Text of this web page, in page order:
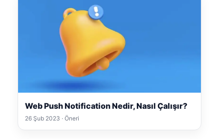
Web Push Notification Nedir, Nasıl Çalışır?
26 Şub 2023 · Öneri